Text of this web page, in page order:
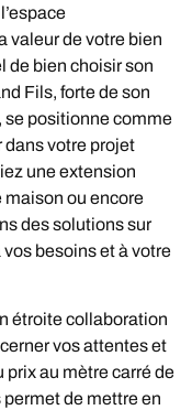
valeur de votre bien
de bien choisir son
Fils, forte de son
se positionne comme
dans votre projet
une extension
maison ou encore
des solutions sur
besoins et à votre
étroite collaboration
vos attentes et
au mètre carré de
de mettre en